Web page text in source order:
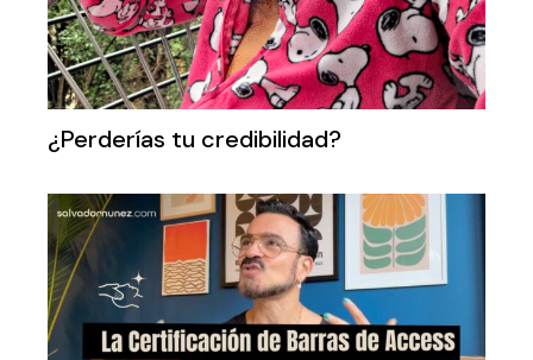
¿Perderías tu credibilidad?